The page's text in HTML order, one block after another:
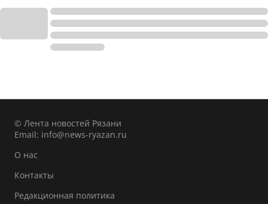
© Лента новостей Рязани
Email: info@news-ryazan.ru
О нас
Контакты
Редакционная политика